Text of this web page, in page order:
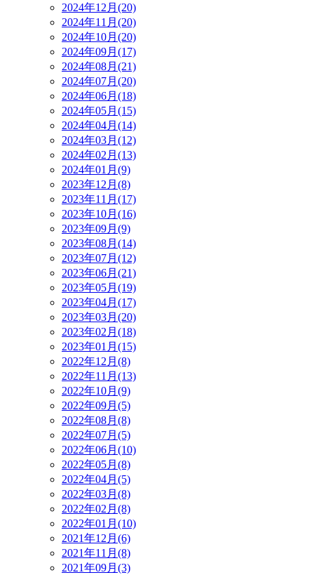
2024年12月(20)
2024年11月(20)
2024年10月(20)
2024年09月(17)
2024年08月(21)
2024年07月(20)
2024年06月(18)
2024年05月(15)
2024年04月(14)
2024年03月(12)
2024年02月(13)
2024年01月(9)
2023年12月(8)
2023年11月(17)
2023年10月(16)
2023年09月(9)
2023年08月(14)
2023年07月(12)
2023年06月(21)
2023年05月(19)
2023年04月(17)
2023年03月(20)
2023年02月(18)
2023年01月(15)
2022年12月(8)
2022年11月(13)
2022年10月(9)
2022年09月(5)
2022年08月(8)
2022年07月(5)
2022年06月(10)
2022年05月(8)
2022年04月(5)
2022年03月(8)
2022年02月(8)
2022年01月(10)
2021年12月(6)
2021年11月(8)
2021年09月(3)